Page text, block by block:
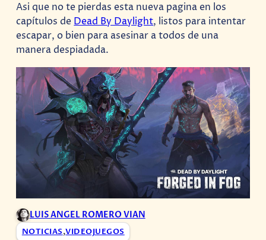
Asi que no te pierdas esta nueva pagina en los
capítulos de Dead By Daylight, listos para intentar
escapar, o bien para asesinar a todos de una
manera despiadada.
LUIS ANGEL ROMERO VIAN
NOTICIAS,VIDEOJUEGOS